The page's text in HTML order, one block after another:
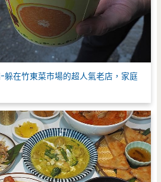
在竹東菜市場的超人氣老店，家庭